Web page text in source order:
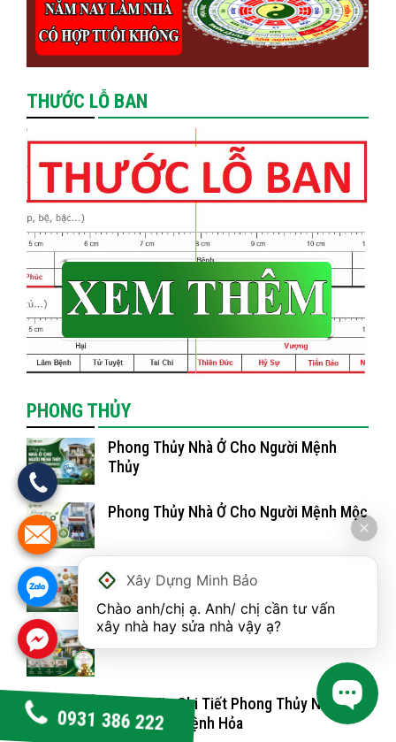
THƯỚC LỖ BAN
PHONG THỦY
Phong Thủy Nhà Ở Cho Người Mệnh
Thủy
Phong Thủy Nhà Ở Cho Người Mệnh Mộc
Phong Thủy Xây Nhà Ở Cho Người Mệnh
Thổ
Phong Thủy Nhà Ở Cho Người Mệnh Kim
Thông Tin Chi Tiết Phong Thủy Nhà Ở
Cho Người Mệnh Hỏa
0931 386 222
Xây Dựng Minh Bảo
Chào anh/chị ạ. Anh/ chị cần tư vấn
xây nhà hay sửa nhà vậy ạ?